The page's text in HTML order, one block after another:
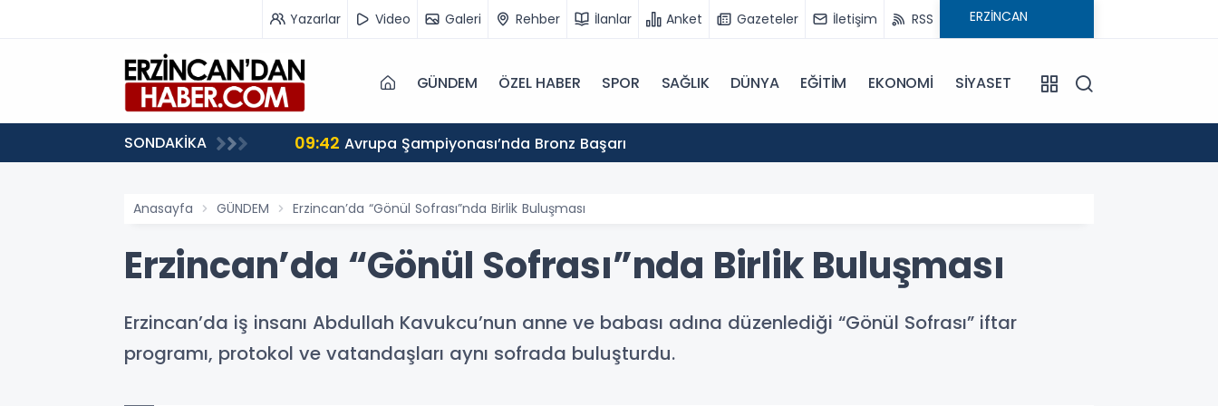
Yazarlar Video Galeri Rehber İlanlar Anket Gazeteler İletişim RSS
GÜNDEM ÖZEL HABER SPOR SAĞLIK DÜNYA EĞİTİM EKONOMİ SİYASET
SONDAKİKA 09:42 Avrupa Şampiyonası’nda Bronz Başarı
Anasayfa GÜNDEM Erzincan’da “Gönül Sofrası”nda Birlik Buluşması
Erzincan’da “Gönül Sofrası”nda Birlik Buluşması
Erzincan’da iş insanı Abdullah Kavukcu’nun anne ve babası adına düzenlediği “Gönül Sofrası” iftar
programı, protokol ve vatandaşları aynı sofrada buluşturdu.